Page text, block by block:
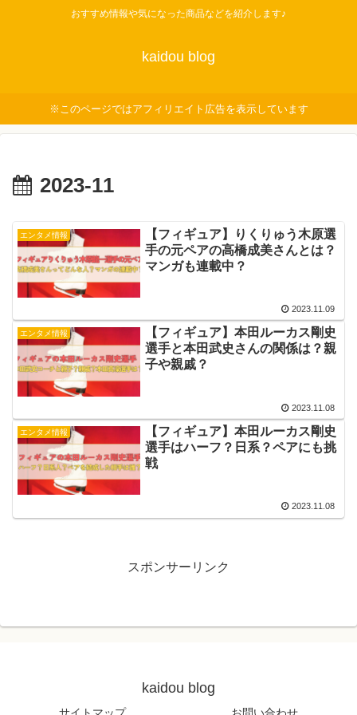
おすすめ情報や気になった商品などを紹介します♪
kaidou blog
※このページではアフィリエイト広告を表示しています
2023-11
エンタメ情報
【フィギュア】りくりゅう木原選
手の元ペアの高橋成美さんとは？
マンガも連載中？
2023.11.09
エンタメ情報
【フィギュア】本田ルーカス剛史
選手と本田武史さんの関係は？親
子や親戚？
2023.11.08
エンタメ情報
【フィギュア】本田ルーカス剛史
選手はハーフ？日系？ペアにも挑
戦
2023.11.08
スポンサーリンク
kaidou blog